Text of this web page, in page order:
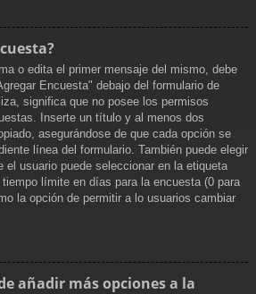
o edita el primer mensaje del mismo, debe
Encuesta" debajo del formulario de
significa que no posee los permisos
Inserte un título y al menos dos
asegurándose de que cada opción se
línea del formulario. También puede elegir
el usuario puede seleccionar en la etiqueta
límite en días para la encuesta (0 para
la opción de permitir a lo usuarios cambiar
añadir más opciones a la